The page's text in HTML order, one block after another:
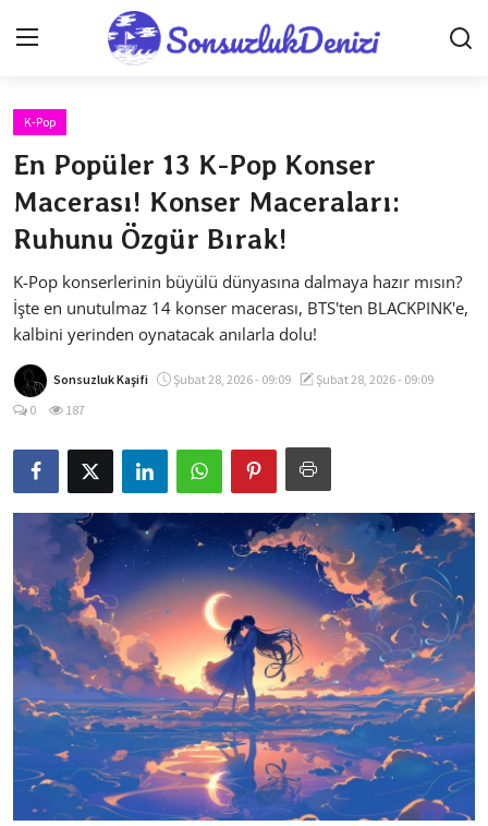
Anasayfa
Genel
Gizlilik Sözleşmesi
Testler
Anime Önerileri
Anime
Dizi & Film
Oyun
Kore Dünyası
İncelemeler
Çizgi Film
Anketler
K-Pop
En Popüler 13 K-Pop Konser
Macerası! Konser Maceraları:
Ruhunu Özgür Bırak!
K-Pop konserlerinin büyülü dünyasına dalmaya hazır mısın?
İşte en unutulmaz 14 konser macerası, BTS'ten BLACKPINK'e,
kalbini yerinden oynatacak anılarla dolu!
Sonsuzluk Kaşifi Şubat 28, 2026 - 09:09
Şubat 28, 2026 - 09:09
0
187